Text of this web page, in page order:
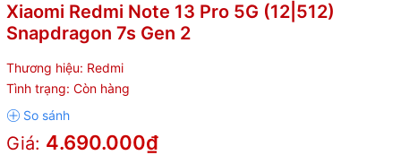
Xiaomi Redmi Note 13 Pro 5G (12|512)
Snapdragon 7s Gen 2
Thương hiệu: Redmi
Tình trạng: Còn hàng
Giá: 4.690.000₫